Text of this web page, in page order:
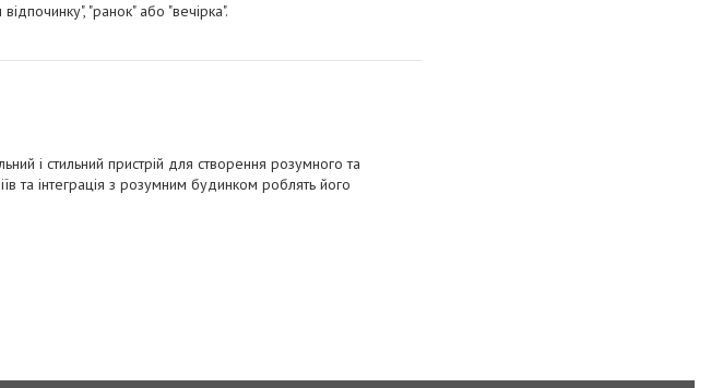
"ранок" або "вечірка".
і стильний пристрій для створення розумного та
та інтеграція з розумним будинком роблять його